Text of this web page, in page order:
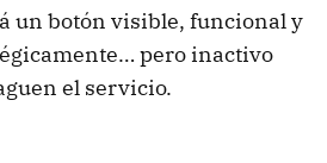
un botón visible, funcional y
pero inactivo
el servicio.